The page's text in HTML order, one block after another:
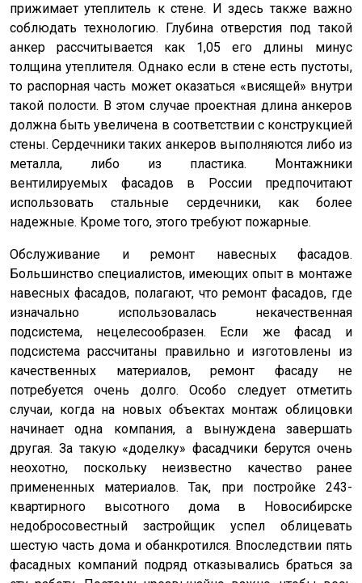
прижимает утеплитель к стене. И здесь также важно
соблюдать технологию. Глубина отверстия под такой
анкер рассчитывается как 1,05 его длины минус
толщина утеплителя. Однако если в стене есть пустоты,
то распорная часть может оказаться «висящей» внутри
такой полости. В этом случае проектная длина анкеров
должна быть увеличена в соответствии с конструкцией
стены. Сердечники таких анкеров выполняются либо из
металла, либо из пластика. Монтажники
вентилируемых фасадов в России предпочитают
использовать стальные сердечники, как более
надежные. Кроме того, этого требуют пожарные.
Обслуживание и ремонт навесных фасадов.
Большинство специалистов, имеющих опыт в монтаже
навесных фасадов, полагают, что ремонт фасадов, где
изначально использовалась некачественная
подсистема, нецелесообразен. Если же фасад и
подсистема рассчитаны правильно и изготовлены из
качественных материалов, ремонт фасаду не
потребуется очень долго. Особо следует отметить
случаи, когда на новых объектах монтаж облицовки
начинает одна компания, а вынуждена завершать
другая. За такую «доделку» фасадчики берутся очень
неохотно, поскольку неизвестно качество ранее
примененных материалов. Так, при постройке 243-
квартирного высотного дома в Новосибирске
недобросовестный застройщик успел облицевать
шестую часть дома и обанкротился. Впоследствии пять
фасадных компаний подряд отказывались браться за